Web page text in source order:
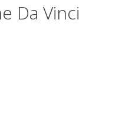
Da Vinci